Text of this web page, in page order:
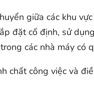
giữa các khu
đặt cố định, sử
các nhà máy có
chất công việc và